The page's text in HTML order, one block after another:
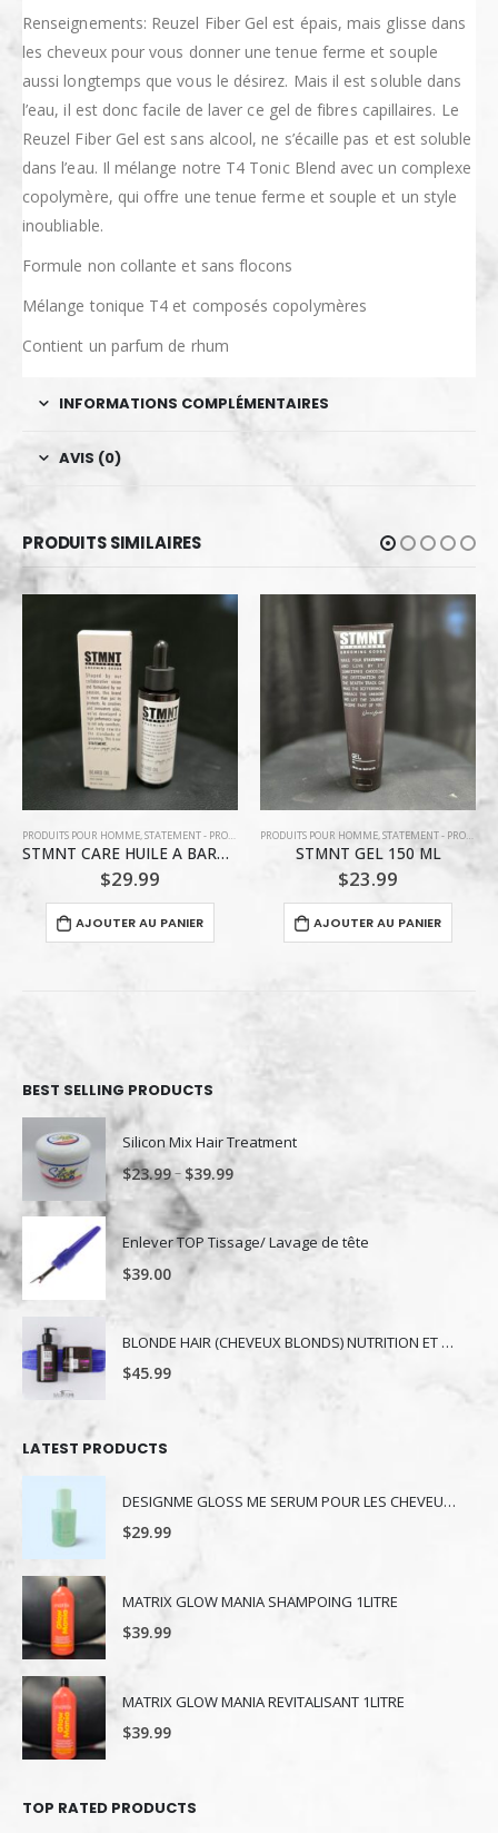
Renseignements: Reuzel Fiber Gel est épais, mais glisse dans
les cheveux pour vous donner une tenue ferme et souple
aussi longtemps que vous le désirez. Mais il est soluble dans
l’eau, il est donc facile de laver ce gel de fibres capillaires. Le
Reuzel Fiber Gel est sans alcool, ne s’écaille pas et est soluble
dans l’eau. Il mélange notre T4 Tonic Blend avec un complexe
copolymère, qui offre une tenue ferme et souple et un style
inoubliable.
Formule non collante et sans flocons
Mélange tonique T4 et composés copolymères
Contient un parfum de rhum
INFORMATIONS COMPLÉMENTAIRES
AVIS (0)
PRODUITS SIMILAIRES
PRODUITS POUR HOMME,STATEMENT - PRODUITS POUR HOMME
STMNT GEL 150 ML
$23.99
AJOUTER AU PANIER
ACCESSOIRES ET OUTILS DE TRAVAIL,PRODUITS DIVERS
SAC DE VOYAGE REUZEL
12.00 Le
initial
était :
$12.00.
$3.99
actuel
est :
$3.99.
AJOUTER AU PANIER
BEST SELLING PRODUCTS
Silicon Mix Hair Treatment
$23.99– $39.99
Enlever TOP Tissage/ Lavage de tête
$39.00
BLONDE HAIR (CHEVEUX BLONDS) NUTRITION ET NUANCE
$45.99
LATEST PRODUCTS
DESIGNME GLOSS ME SERUM POUR LES CHEVEUX 80ML
$29.99
MATRIX GLOW MANIA SHAMPOING 1LITRE
$39.99
MATRIX GLOW MANIA REVITALISANT 1LITRE
$39.99
TOP RATED PRODUCTS